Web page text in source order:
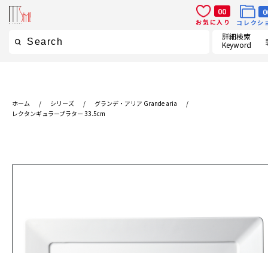
詳細検索
Keyword
00
お気に入り
コレクシ
ホーム / シリーズ / グランデ・アリア Grande aria
/
レクタンギュラープラター 33.5cm